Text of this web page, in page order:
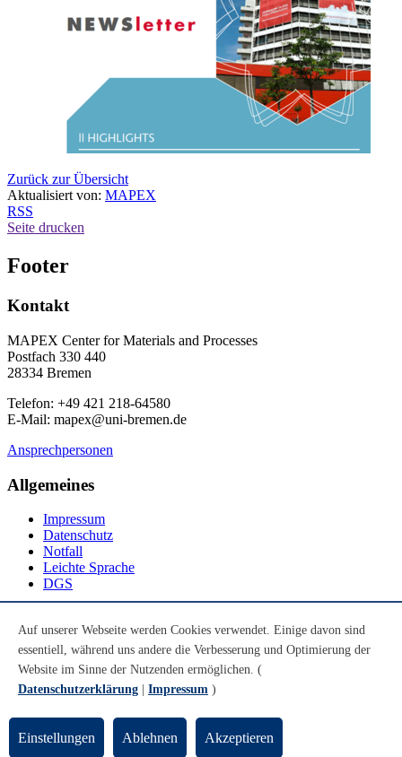
Zurück zur Übersicht
Aktualisiert von: MAPEX
RSS
Seite drucken
Footer
Kontakt
MAPEX Center for Materials and Processes
Postfach 330 440
28334 Bremen
Telefon: +49 421 218-64580
E-Mail: mapex@uni-bremen.de
Ansprechpersonen
Allgemeines
Impressum
Datenschutz
Notfall
Leichte Sprache
DGS
Youtube
Instagram
LinkedIn
© Universität Bremen 2026
Zum Seitenende springen Zum Seitenanfang springen
Auf unserer Webseite werden Cookies verwendet. Einige davon sind
essentiell, während uns andere die Verbesserung und Optimierung der
Website im Sinne der Nutzenden ermöglichen. (
Datenschutzerklärung
Impressum )
Einstellungen Ablehnen Akzeptieren